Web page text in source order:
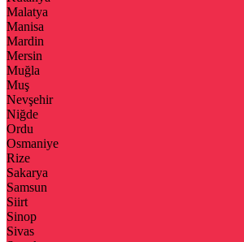
Malatya
Manisa
Mardin
Mersin
Muğla
Muş
Nevşehir
Niğde
Ordu
Osmaniye
Rize
Sakarya
Samsun
Siirt
Sinop
Sivas